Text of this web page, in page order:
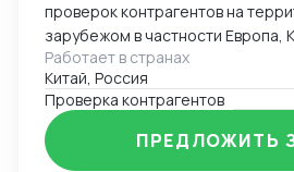
проверок контрагентов на
зарубежом в частности Европа,
Работает в странах
Китай, Россия
Проверка контрагентов
ПРЕДЛОЖИТЬ